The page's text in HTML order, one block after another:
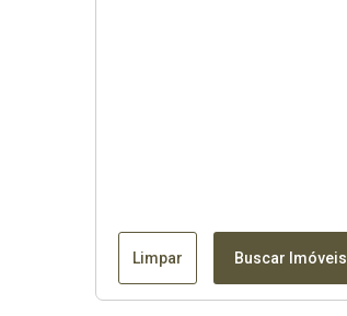
Limpar Buscar Imóveis